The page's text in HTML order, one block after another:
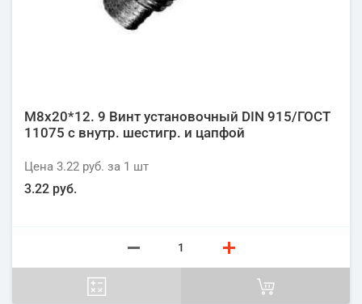
М8х20*12. 9 Винт установочный DIN 915/ГОСТ
11075 с внутр. шестигр. и цапфой
Цена 3.22 руб. за 1 шт
3.22 руб.